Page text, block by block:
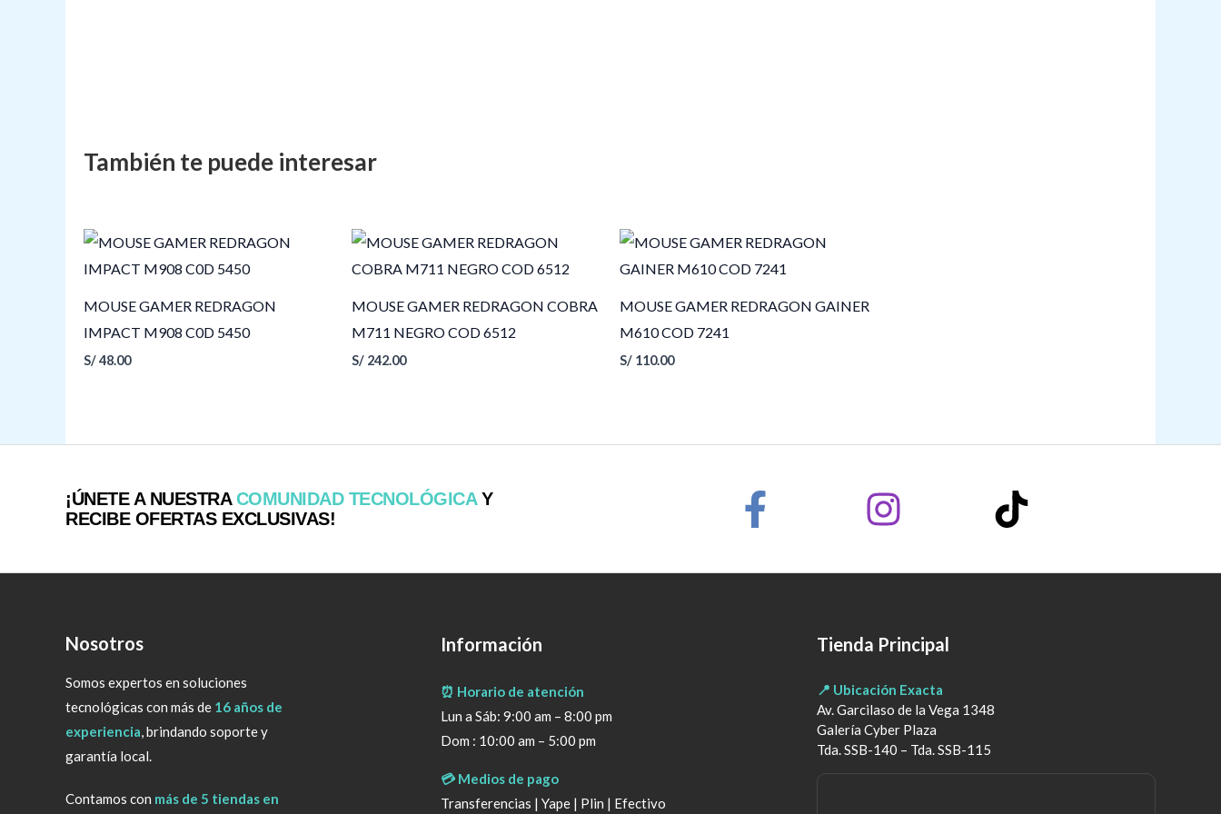
MOUSE GAMER REDRAGON
IMPACT M908 C0D 5450
S/48.00
MOUSE GAMER REDRAGON COBRA
M711 NEGRO COD 6512
S/ 242.00
MOUSE GAMER REDRAGON GAINER
M610 COD 7241
S/ 110.00
¡ÚNETE A NUESTRACOMUNIDAD TECNOLÓGICAY
RECIBE OFERTAS EXCLUSIVAS!
Nosotros
Somos expertos en soluciones
tecnológicas con más de 16 años de
experiencia, brindando soporte y
garantía local.
Contamos con más de 5 tiendas en
Información
⏰ Horario de atención
Lun a Sáb: 9:00 am – 8:00 pm
Dom : 10:00 am – 5:00 pm
💳 Medios de pago
Transferencias | Yape | Plin | Efectivo
Tienda Principal
📍 Ubicación Exacta
Av. Garcilaso de la Vega 1348
Galería Cyber Plaza
Tda. SSB-140 – Tda. SSB-115